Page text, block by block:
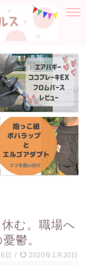
む。職場へ
鬱。
日 / 2020年1月30日